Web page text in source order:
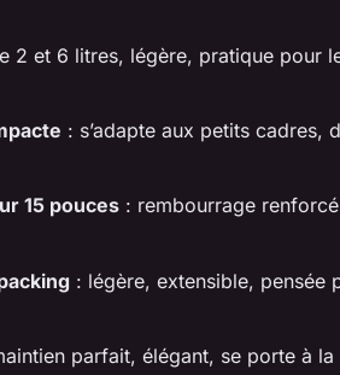
2 et 6 litres, légère, pratique pour
: s’adapte aux petits cadres,
15 pouces : rembourrage
: légère, extensible, pensée
parfait, élégant, se porte à la